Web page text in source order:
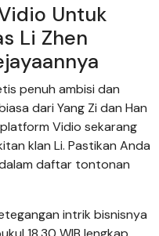
Untuk
Li Zhen
penuh ambisi dan
dari Yang Zi dan Han
Vidio sekarang
klan Li. Pastikan Anda
daftar tontonan
intrik bisnisnya